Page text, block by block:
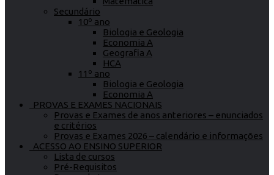
Secundário
10º ano
Biologia e Geologia
Economia A
Geografia A
HCA
11º ano
Biologia e Geologia
Economia A
PROVAS E EXAMES NACIONAIS
Provas e Exames de anos anteriores – enunciados
e critérios
Provas e Exames 2026 – calendário e informações
ACESSO AO ENSINO SUPERIOR
Lista de cursos
Pré-Requisitos